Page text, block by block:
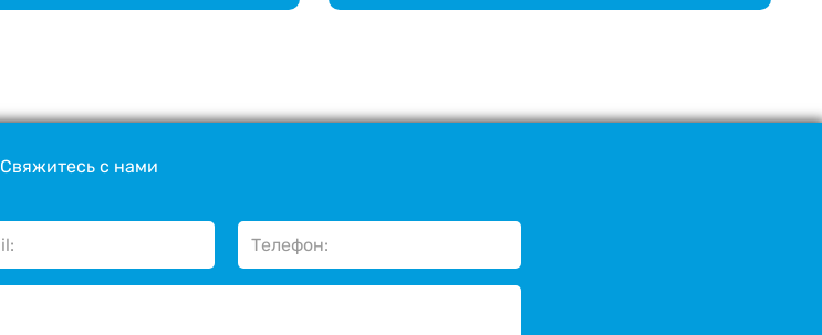
Свяжитесь с нами